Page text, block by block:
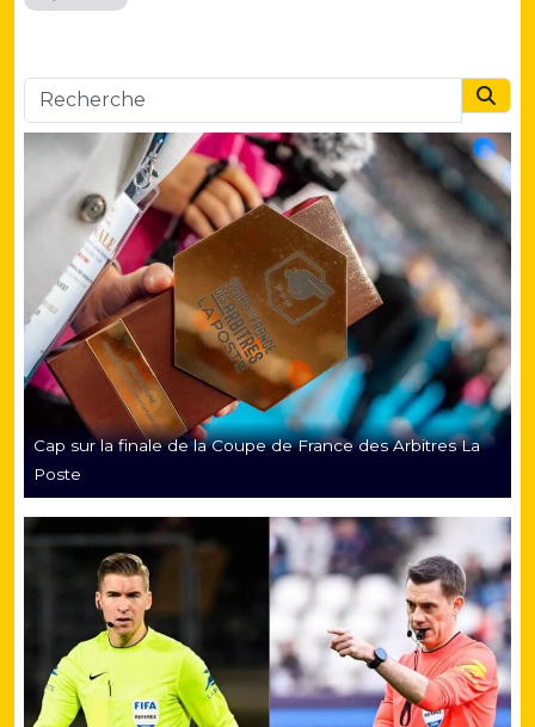
Cap sur la finale de la Coupe de France des Arbitres La
Poste